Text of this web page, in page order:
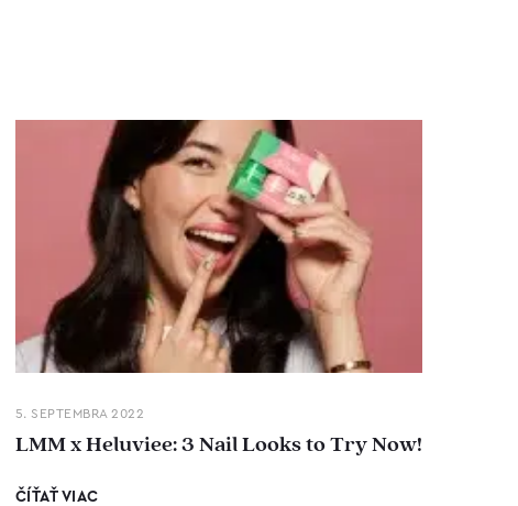
5. SEPTEMBRA 2022
LMM x Heluviee: 3 Nail Looks to Try Now!
ČÍŤAŤ VIAC